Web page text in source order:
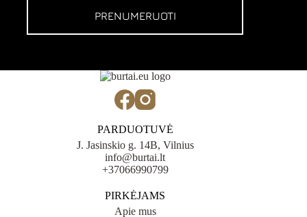
PRENUMERUOTI
PARDUOTUVĖ
J. Jasinskio g. 14B, Vilnius
info@burtai.lt
+37066990799
PIRKĖJAMS
Apie mus